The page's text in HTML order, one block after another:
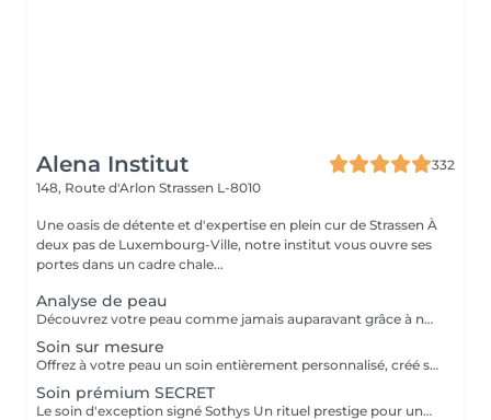
Alena Institut
332
148, Route d'Arlon Strassen L-8010
Une oasis de détente et d'expertise en plein cur de Strassen À
deux pas de Luxembourg-Ville, notre institut vous ouvre ses
portes dans un cadre chale...
Analyse de peau
Découvrez votre peau comme jamais auparavant grâce à notre diagnostic cutané avancé. À l'aide d'un analyseur professionnel et de l'oeil expert de votre esthéticienne, nous évaluons différents paramètres essentiels tels que l'hydratation, le sébum, la profondeur des rides , l'état de votre barrière cutané et beaucoup d'autre mesures afin d'obtenir une vision précise de l'état de votre peau. Cette analyse nous permet de cibler vos besoins réels et de vous orienter vers les soins et les produits les plus adaptés pour optimiser vos résultats. Un véritable point de départ pour construire une routine beauté efficace et personnalisée. Diagnostic offert lorsqu'il est réalisé dans le cadre d'un soin ou à l'achat de produits.
Soin sur mesure
Offrez à votre peau un soin entièrement personnalisé, créé sur mesure par votre experte Sothys selon ses besoins du moment. Grâce à un analyseur professionnel et à l'il expert de votre esthéticienne, nous évaluons différents paramètres essentiels : hydratation, sébum, profondeur des rides, état de la barrière cutanée et bien d'autres mesures. Ce diagnostic précis permet d'identifier les besoins réels de votre peau et d'adapter chaque étape du soin : nettoyage profond, exfoliation ciblée, modelage expert, masque haute performance et sélection d'actifs Sothys selon votre objectif hydratation, éclat, apaisement, anti-âge ou pureté. Un seul soin, des milliers de possibilités, pour rééquilibrer votre peau et révéler un teint plus lumineux, plus lisse et plus uniforme dès la première séance. Un véritable point de départ pour construire une routine beauté efficace, avec des soins et des produits parfaitement adaptés à votre peau.
Soin prémium SECRET
Le soin d'exception signé Sothys Un rituel prestige pour une transformation visible de la peau et une expérience sensorielle incomparable. Ce soin d'exception combine des manoeuvres expertes Sothys, des textures nobles, un double modelage visage sur-mesure et un masque haute performance pour lisser, repulper et illuminer intensément la peau. Grâce à une séquence unique de gestes précis et enveloppants, le Rituel Secret offre un moment de lâcher-prise total et des résultats visibles dès la première séance : peau éclatante, lissée, revitalisée et profondément nourrie. Un soin rare, élégant, pensé pour les clientes exigeantes qui recherchent : - une expérience prémium, - des résultats anti-âge visibles rapidement, - un moment d'exception, hors du temps, réservé aux instituts experts Sothys.